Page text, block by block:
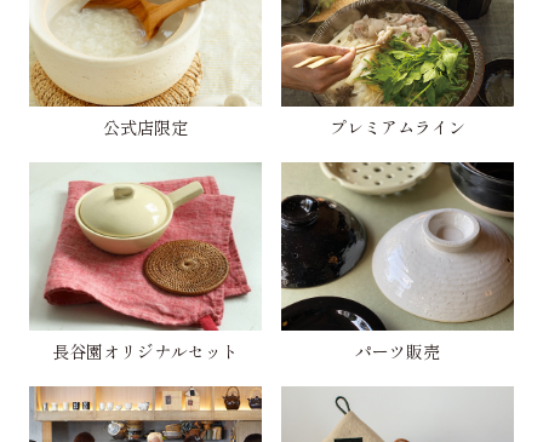
公式店限定 プレミアムライン
長谷園オリジナルセット パーツ販売